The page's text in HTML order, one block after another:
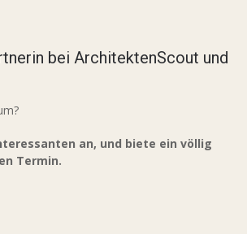
bei ArchitektenScout und
an, und biete ein völlig
Termin.